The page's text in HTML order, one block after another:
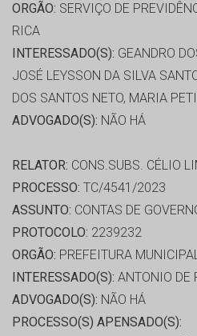
ORGÃO: SERVIÇO DE
RICA
INTERESSADO(S): GEANDRO
JOSÉ LEYSSON DA SILVA
DOS SANTOS NETO, MARIA
ADVOGADO(S): NÃO HÁ
RELATOR: CONS.SUBS. CÉLIO
PROCESSO: TC/4541/2023
ASSUNTO: CONTAS DE
PROTOCOLO: 2239232
ORGÃO: PREFEITURA
INTERESSADO(S): ANTONIO DE
ADVOGADO(S): NÃO HÁ
PROCESSO(S) APENSADO(S):